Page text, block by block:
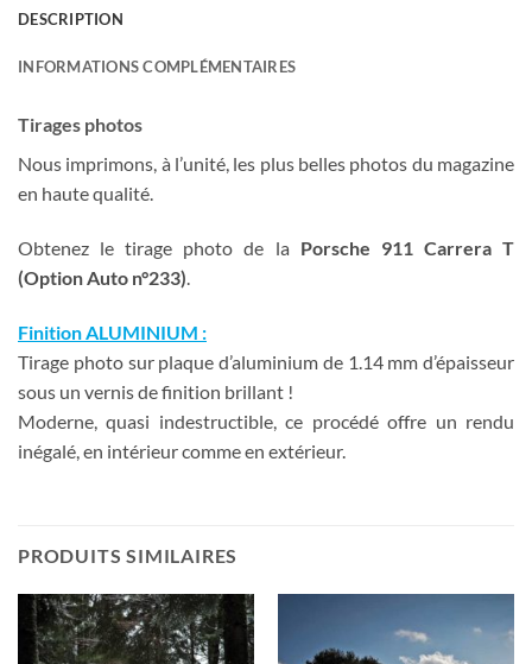
DESCRIPTION
INFORMATIONS COMPLÉMENTAIRES
Tirages photos
Nous imprimons, à l’unité, les plus belles photos du magazine
en haute qualité.
Obtenez le tirage photo de la Porsche 911 Carrera T
(Option Auto n°233)
Finition ALUMINIUM :
Tirage photo sur plaque d’aluminium de 1.14 mm d’épaisseur
sous un vernis de finition brillant !
Moderne, quasi indestructible, ce procédé offre un rendu
inégalé, en intérieur comme en extérieur.
PRODUITS SIMILAIRES